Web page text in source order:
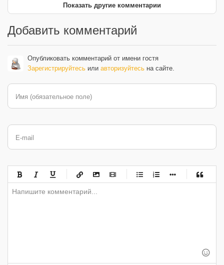
Показать другие комментарии
Добавить комментарий
Опубликовать комментарий от имени гостя
Зарегистрируйтесь или авторизуйтесь на сайте.
Имя (обязательное поле)
E-mail
-
-
-